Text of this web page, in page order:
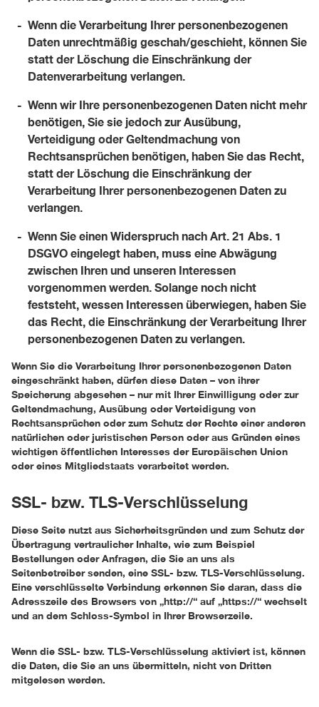
Wenn die Verarbeitung Ihrer personenbezogenen
Daten unrechtmäßig geschah/geschieht, können Sie
statt der Löschung die Einschränkung der
Datenverarbeitung verlangen.
Wenn wir Ihre personenbezogenen Daten nicht mehr
benötigen, Sie sie jedoch zur Ausübung,
Verteidigung oder Geltendmachung von
Rechtsansprüchen benötigen, haben Sie das Recht,
statt der Löschung die Einschränkung der
Verarbeitung Ihrer personenbezogenen Daten zu
verlangen.
Wenn Sie einen Widerspruch nach Art. 21 Abs. 1
DSGVO eingelegt haben, muss eine Abwägung
zwischen Ihren und unseren Interessen
vorgenommen werden. Solange noch nicht
feststeht, wessen Interessen überwiegen, haben Sie
das Recht, die Einschränkung der Verarbeitung Ihrer
personenbezogenen Daten zu verlangen.
Wenn Sie die Verarbeitung Ihrer personenbezogenen Daten
eingeschränkt haben, dürfen diese Daten – von ihrer
Speicherung abgesehen – nur mit Ihrer Einwilligung oder zur
Geltendmachung, Ausübung oder Verteidigung von
Rechtsansprüchen oder zum Schutz der Rechte einer anderen
natürlichen oder juristischen Person oder aus Gründen eines
wichtigen öffentlichen Interesses der Europäischen Union
oder eines Mitgliedstaats verarbeitet werden.
SSL- bzw. TLS-Verschlüsselung
Diese Seite nutzt aus Sicherheitsgründen und zum Schutz der
Übertragung vertraulicher Inhalte, wie zum Beispiel
Bestellungen oder Anfragen, die Sie an uns als
Seitenbetreiber senden, eine SSL- bzw. TLS-Verschlüsselung.
Eine verschlüsselte Verbindung erkennen Sie daran, dass die
Adresszeile des Browsers von „http://“ auf „https://“ wechselt
und an dem Schloss-Symbol in Ihrer Browserzeile.
Wenn die SSL- bzw. TLS-Verschlüsselung aktiviert ist, können
die Daten, die Sie an uns übermitteln, nicht von Dritten
mitgelesen werden.